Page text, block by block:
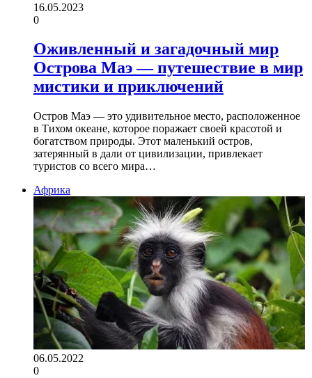
16.05.2023
0
Оживленный и загадочный мир
Острова Маэ — путешествие в мир
мистики и приключений
Остров Маэ — это удивительное место, расположенное
в Тихом океане, которое поражает своей красотой и
богатством природы. Этот маленький остров,
затерянный в дали от цивилизации, привлекает
туристов со всего мира…
Африка
06.05.2022
0